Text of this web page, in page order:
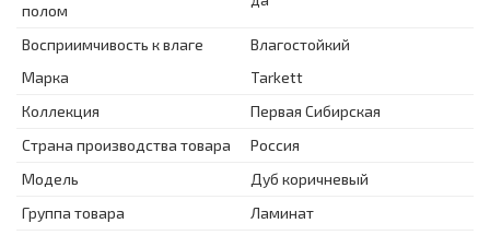
полом
Восприимчивость к влаге
Влагостойкий
Марка
Tarkett
Коллекция
Первая Сибирская
Страна производства товара
Россия
Модель
Дуб коричневый
Группа товара
Ламинат